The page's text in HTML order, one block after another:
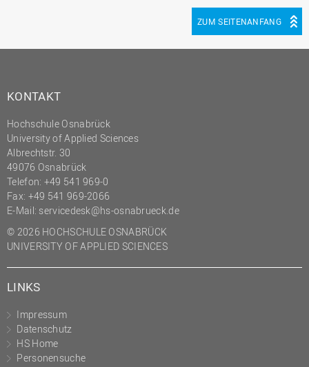
ZUM SEITENANFANG
KONTAKT
Hochschule Osnabrück
University of Applied Sciences
Albrechtstr. 30
49076 Osnabrück
Telefon: +49 541 969-0
Fax: +49 541 969-2066
E-Mail: servicedesk@hs-osnabrueck.de
© 2026 HOCHSCHULE OSNABRÜCK
UNIVERSITY OF APPLIED SCIENCES
LINKS
Impressum
Datenschutz
HS Home
Personensuche